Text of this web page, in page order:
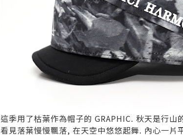
這季用了枯葉作為帽子的 GRAPHIC. 秋天是行
看見落葉慢慢飄落, 在天空中悠悠起舞. 內心一